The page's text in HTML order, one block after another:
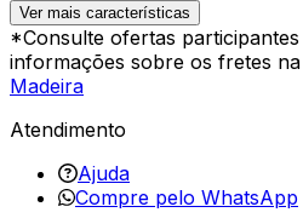
Ver mais características
*Consulte ofertas participantes
informações sobre os fretes
Madeira
Atendimento
Ajuda
Compre pelo WhatsApp